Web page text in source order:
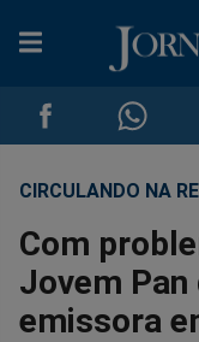
Compartilhar
no
Facebook
no
CIRCULANDO NA
Com
Jovem
emissora